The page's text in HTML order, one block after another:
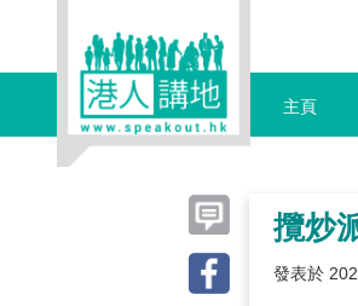
主頁
攬炒
發表於